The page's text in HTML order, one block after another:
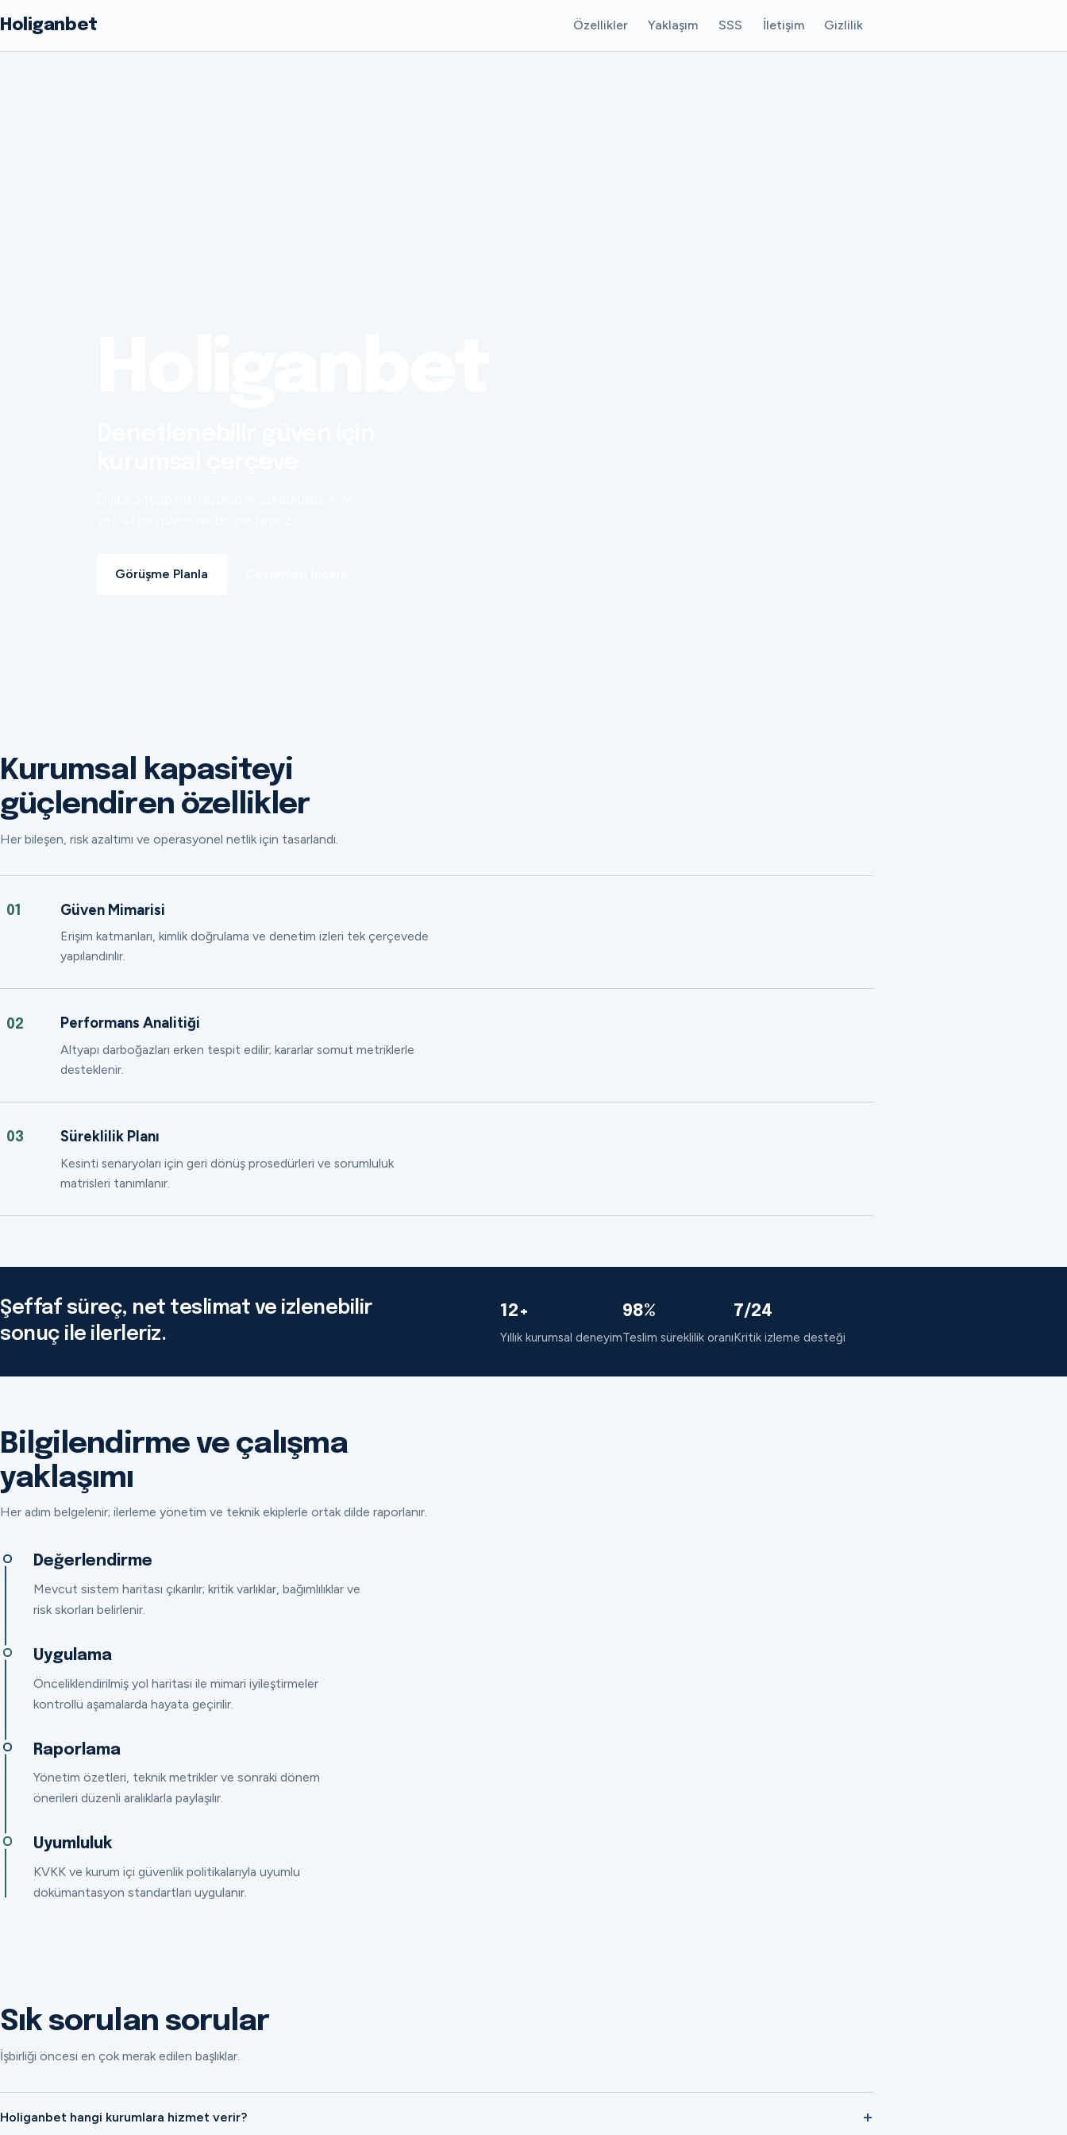
Holiganbet Özellikler Yaklaşım SSS İletişim Gizlilik
Görüşme Planla
Kurumsal kapasiteyi
güçlendiren özellikler
Her bileşen, risk azaltımı ve operasyonel netlik için tasarlandı.
01 Güven Mimarisi
Erişim katmanları, kimlik doğrulama ve denetim izleri tek çerçevede
yapılandırılır.
02 Performans Analitiği
Altyapı darboğazları erken tespit edilir; kararlar somut metriklerle
desteklenir.
03 Süreklilik Planı
Kesinti senaryoları için geri dönüş prosedürleri ve sorumluluk
matrisleri tanımlanır.
Şeffaf süreç, net teslimat ve izlenebilir
sonuç ile ilerleriz.
12+
Yıllık kurumsal deneyim
98%
Teslim süreklilik oranı
7/24
Kritik izleme desteği
Bilgilendirme ve çalışma
yaklaşımı
Her adım belgelenir; ilerleme yönetim ve teknik ekiplerle ortak dilde raporlanır.
Değerlendirme
Mevcut sistem haritası çıkarılır; kritik varlıklar, bağımlılıklar ve
risk skorları belirlenir.
Uygulama
Önceliklendirilmiş yol haritası ile mimari iyileştirmeler
kontrollü aşamalarda hayata geçirilir.
Raporlama
Yönetim özetleri, teknik metrikler ve sonraki dönem
önerileri düzenli aralıklarla paylaşılır.
Uyumluluk
KVKK ve kurum içi güvenlik politikalarıyla uyumlu
dokümantasyon standartları uygulanır.
Sık sorulan sorular
İşbirliği öncesi en çok merak edilen başlıklar.
Holiganbet hangi kurumlara hizmet verir?